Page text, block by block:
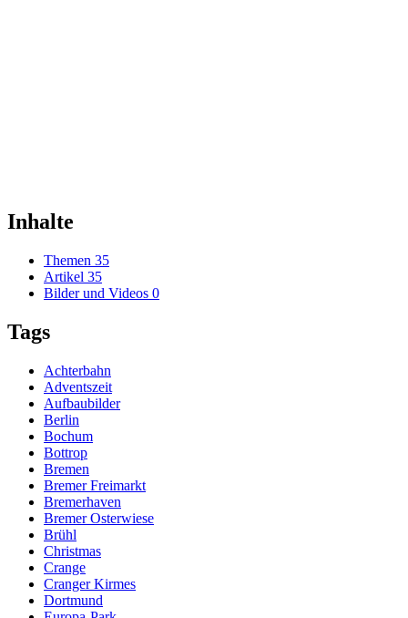
Inhalte
Themen 35
Artikel 35
Bilder und Videos 0
Tags
Achterbahn
Adventszeit
Aufbaubilder
Berlin
Bochum
Bottrop
Bremen
Bremer Freimarkt
Bremerhaven
Bremer Osterwiese
Brühl
Christmas
Crange
Cranger Kirmes
Dortmund